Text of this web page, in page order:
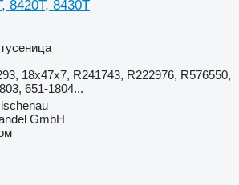
8420T, 8430T
18x47x7, R241743, R222976, R576550,
651-1804...
GmbH